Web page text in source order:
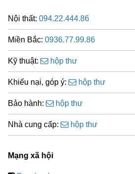
Nội thất: 094.22.444.86
Miền Bắc: 0936.77.99.86
Kỹ thuật: hộp thư
Khiếu nại, góp ý: hộp thư
Bảo hành: hộp thư
Nhà cung cấp: hộp thư
Mạng xã hội